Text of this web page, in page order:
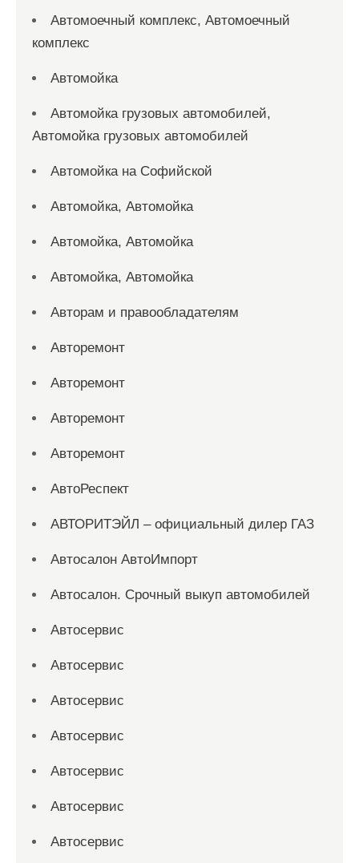
Автомоечный комплекс, Автомоечный
комплекс
Автомойка
Автомойка грузовых автомобилей,
Автомойка грузовых автомобилей
Автомойка на Софийской
Автомойка, Автомойка
Автомойка, Автомойка
Автомойка, Автомойка
Авторам и правообладателям
Авторемонт
Авторемонт
Авторемонт
Авторемонт
АвтоРеспект
АВТОРИТЭЙЛ – официальный дилер ГАЗ
Автосалон АвтоИмпорт
Автосалон. Срочный выкуп автомобилей
Автосервис
Автосервис
Автосервис
Автосервис
Автосервис
Автосервис
Автосервис